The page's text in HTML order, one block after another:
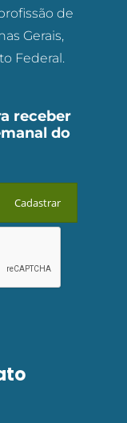
de
Gerais,
Federal.
receber
do